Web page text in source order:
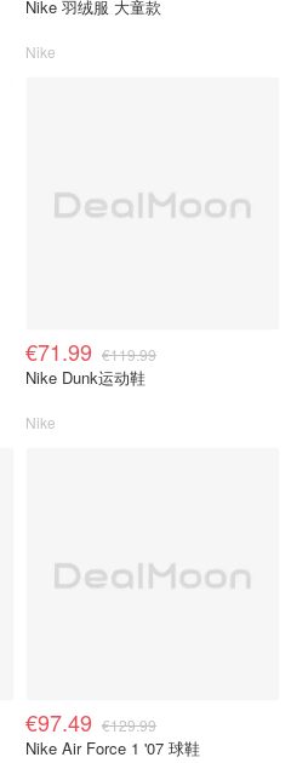
Nike 羽绒服 大童款
Nike
€71.99 €119.99
Nike Dunk运动鞋
Nike
€97.49 €129.99
Nike Air Force 1 '07 球鞋